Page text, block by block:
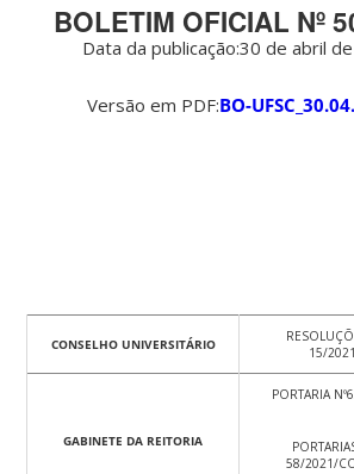
BOLETIM OFICIAL Nº
Data da publicação:30 de abril
Versão em PDF:BO-
CONSELHO UNIVERSITÁRIO
15/
GABINETE DA REITORIA
PORTARIA
58/2021/